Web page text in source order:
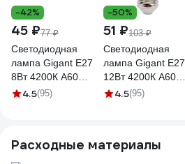
-42%
45 ₽77 ₽
Светодиодная
лампа Gigant E27
8Вт 4200К А60
600Лм G-E27-8-
4.5(95)
-50%
51 ₽103 ₽
Светодиодная
лампа Gigant E27
12Вт 4200К А60
1000Лм G-E27-12-
4.5(95)
Расходные материалы